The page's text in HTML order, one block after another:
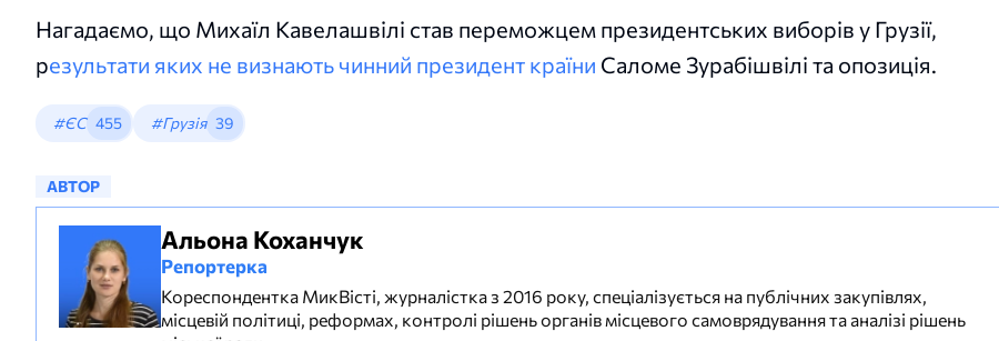
Нагадаємо, що Михаїл Кавелашвілі став переможцем президентських виборів у Грузії,
результати яких не визнають чинний президент країни Саломе Зурабішвілі та опозиція.
#ЄС 455 #Грузія 39
АВТОР
Альона Коханчук
Репортерка
Кореспондентка МикВісті, журналістка з 2016 року, спеціалізується на публічних закупівлях,
місцевій політиці, реформах, контролі рішень органів місцевого самоврядування та аналізі рішень